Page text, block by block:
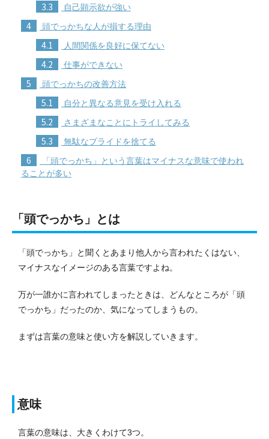
3.3 自己顕示欲が強い
4 頭でっかちな人が損する理由
4.1 人間関係を良好に保てない
4.2 仕事ができない
5 頭でっかちの改善方法
5.1 自分と異なる意見を受け入れる
5.2 さまざまなことにトライしてみる
5.3 無駄なプライドを捨てる
6
「頭でっかち」という言葉はマイナスな意味で使われ
ることが多い
「頭でっかち」とは
「頭でっかち」と聞くとあまり他人から言われたくはない、
マイナスなイメージのある言葉ですよね。
万が一誰かに言われてしまったときは、どんなところが「頭
でっかち」だったのか、気になってしまうもの。
まずは言葉の意味と使い方を解説していきます。
意味
言葉の意味は、大きくわけて3つ。